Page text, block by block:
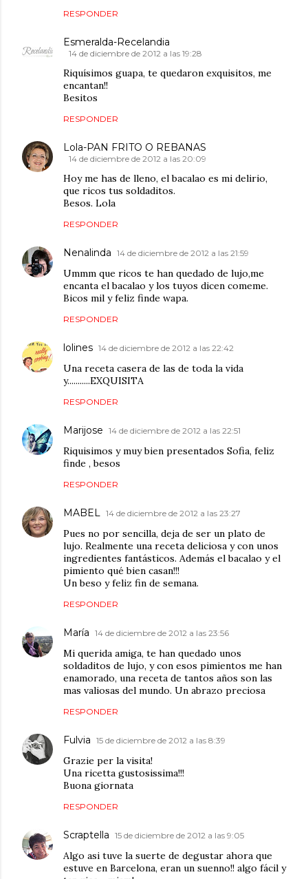
RESPONDER
Esmeralda-Recelandia
14 de diciembre de 2012 a las 19:28
Riquísimos guapa, te quedaron exquisitos, me
encantan!!
Besitos
RESPONDER
Lola-PAN FRITO O REBANAS
14 de diciembre de 2012 a las 20:09
Hoy me has de lleno, el bacalao es mi delirio,
que ricos tus soldaditos.
Besos. Lola
RESPONDER
Nenalinda 14 de diciembre de 2012 a las 21:59
Ummm que ricos te han quedado de lujo,me
encanta el bacalao y los tuyos dicen comeme.
Bicos mil y feliz finde wapa.
RESPONDER
lolines 14 de diciembre de 2012 a las 22:42
Una receta casera de las de toda la vida
y...........EXQUISITA
RESPONDER
Marijose 14 de diciembre de 2012 a las 22:51
Riquisimos y muy bien presentados Sofia, feliz
finde , besos
RESPONDER
MABEL 14 de diciembre de 2012 a las 23:27
Pues no por sencilla, deja de ser un plato de
lujo. Realmente una receta deliciosa y con unos
ingredientes fantásticos. Además el bacalao y el
pimiento qué bien casan!!!
Un beso y feliz fin de semana.
RESPONDER
María 14 de diciembre de 2012 a las 23:56
Mi querida amiga, te han quedado unos
soldaditos de lujo, y con esos pimientos me han
enamorado, una receta de tantos años son las
mas valiosas del mundo. Un abrazo preciosa
RESPONDER
Fulvia 15 de diciembre de 2012 a las 8:39
Grazie per la visita!
Una ricetta gustosissima!!!
Buona giornata
RESPONDER
Scraptella 15 de diciembre de 2012 a las 9:05
Algo asi tuve la suerte de degustar ahora que
estuve en Barcelona, eran un suenno!! algo fácil y